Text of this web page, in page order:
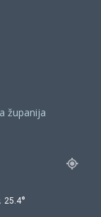
županija
25.4°